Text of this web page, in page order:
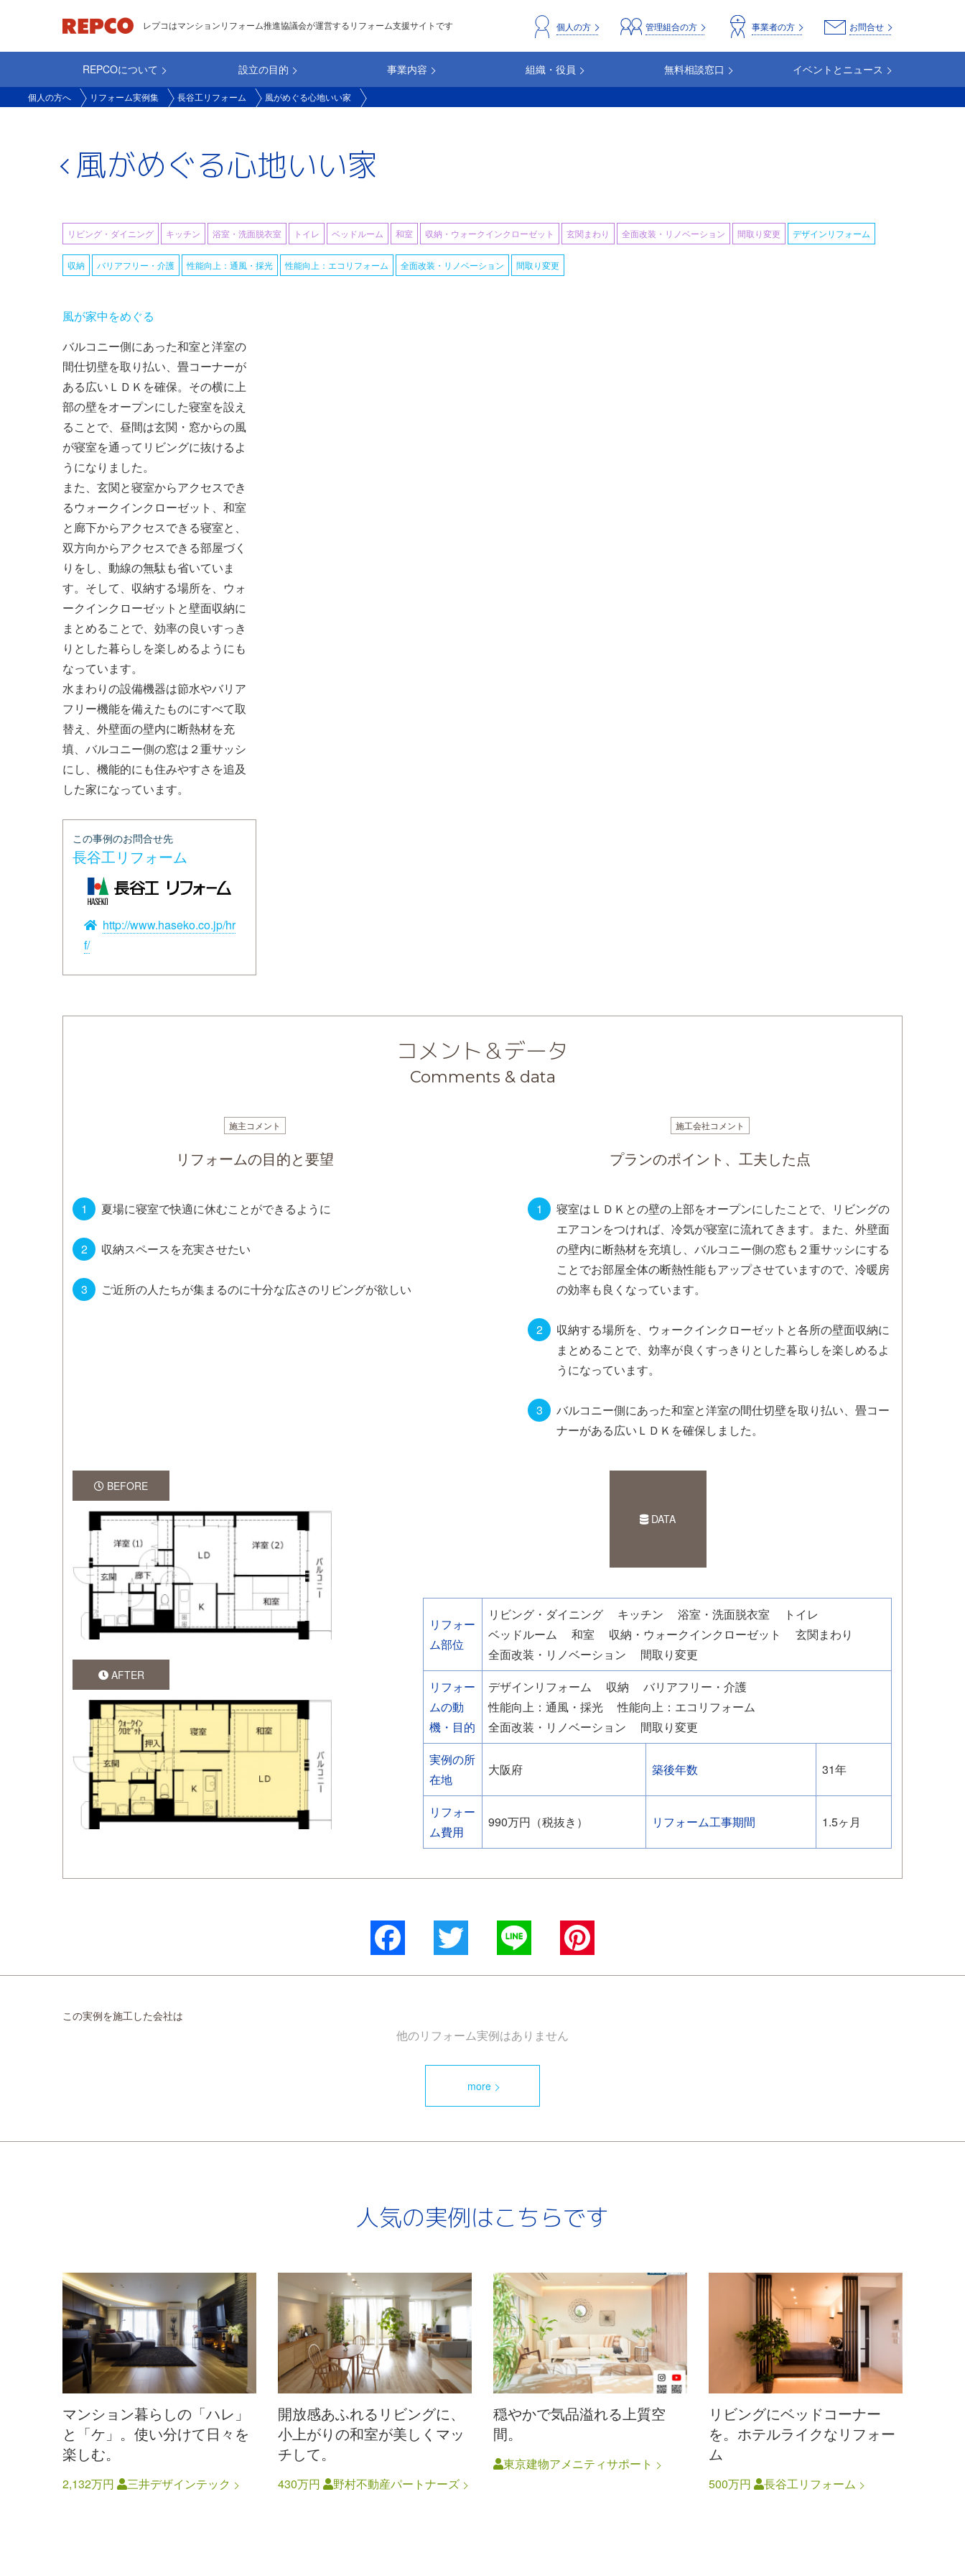
ン
ン
テ
レプコはマンションリフォーム推進協議会が運営するリフォーム支援サイトです header_repco お問合せ
事業者の方
管理組合の方
個人の方
main_repco
REPCOについて 設立の目的 事業内容 組織・役員 無料相談窓口 イベントとニュース
個人の方へ リフォーム実例集 長谷工リフォーム 風がめぐる心地いい家
風がめぐる心地いい家
デザインリフォーム
収納 バリアフリー・介護 性能向上：通風・採光 性能向上：エコリフォーム 全面改装・リノベーション 間取り変更
リビング・ダイニング キッチン 浴室・洗面脱衣室 トイレ ベッドルーム 和室 収納・ウォークインクローゼット 玄関まわり 全面改装・リノベーション 間取り変更
風が家中をめぐる
バルコニー側にあった和室と洋室の
間仕切壁を取り払い、畳コーナーが
ある広いＬＤＫを確保。その横に上
部の壁をオープンにした寝室を設え
ることで、昼間は玄関・窓からの風
が寝室を通ってリビングに抜けるよ
うになりました。
また、玄関と寝室からアクセスでき
るウォークインクローゼット、和室
と廊下からアクセスできる寝室と、
双方向からアクセスできる部屋づく
りをし、動線の無駄も省いていま
す。そして、収納する場所を、ウォ
ークインクローゼットと壁面収納に
まとめることで、効率の良いすっき
りとした暮らしを楽しめるようにも
なっています。
水まわりの設備機器は節水やバリア
フリー機能を備えたものにすべて取
替え、外壁面の壁内に断熱材を充
填、バルコニー側の窓は２重サッシ
にし、機能的にも住みやすさを追及
した家になっています。
この事例のお問合せ先
長谷工リフォーム
http://www.haseko.co.jp/hr
f/
コメント＆データ
Comments & data
施主コメント
リフォームの目的と要望
夏場に寝室で快適に休むことができるように
収納スペースを充実させたい
ご近所の人たちが集まるのに十分な広さのリビングが欲しい
施工会社コメント
プランのポイント、工夫した点
寝室はＬＤＫとの壁の上部をオープンにしたことで、リビングの
エアコンをつければ、冷気が寝室に流れてきます。また、外壁面
の壁内に断熱材を充填し、バルコニー側の窓も２重サッシにする
ことでお部屋全体の断熱性能もアップさせていますので、冷暖房
の効率も良くなっています。
収納する場所を、ウォークインクローゼットと各所の壁面収納に
まとめることで、効率が良くすっきりとした暮らしを楽しめるよ
うになっています。
バルコニー側にあった和室と洋室の間仕切壁を取り払い、畳コー
ナーがある広いＬＤＫを確保しました。
BEFORE
AFTER
DATA
リフォー
ム部位
リビング・ダイニング キッチン 浴室・洗面脱衣室
トイレ
ベッドルーム
和室 収納・ウォークインクローゼット
玄関まわり
全面改装・リノベーション
間取り変更
リフォー
ムの動
機・目的
デザインリフォーム 収納
バリアフリー・介護
性能向上：通風・採光
性能向上：エコリフォーム
全面改装・リノベーション
間取り変更
実例の所
在地
大阪府 築後年数 31年
リフォー
ム費用
990万円（税抜き） リフォーム工事期間 1.5ヶ月
Facebook
この実例を施工した会社は
他のリフォーム実例はありません
more
人気の実例はこちらです
マンション暮らしの「ハレ」
と「ケ」。使い分けて日々を
楽しむ。
2,132万円 三井デザインテック
開放感あふれるリビングに、
小上がりの和室が美しくマッ
チして。
430万円 野村不動産パートナーズ
穏やかで気品溢れる上質空
間。
東京建物アメニティサポート
リビングにベッドコーナー
を。ホテルライクなリフォー
ム
500万円 長谷工リフォーム